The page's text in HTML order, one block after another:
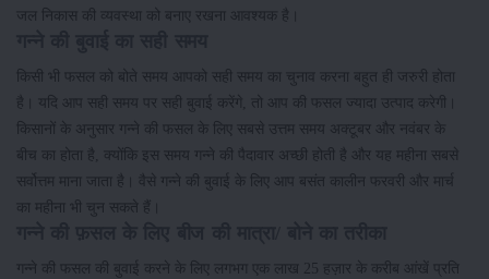
जल निकास की व्यवस्था को बनाए रखना आवश्यक है।
किसी भी फसल को बोते समय आपको सही समय का चुनाव करना बहुत ही जरुरी होता
है। यदि आप सही समय पर सही बुवाई करेंगे, तो आप की फसल ज्यादा उत्पाद करेगी।
किसानों के अनुसार गन्ने की फसल के लिए सबसे उत्तम समय अक्टूबर और नवंबर के
बीच का होता है, क्योंकि इस समय गन्ने की पैदावार अच्छी होती है और यह महीना सबसे
सर्वोत्तम माना जाता है। वैसे गन्ने की बुवाई के लिए आप बसंत कालीन फरवरी और मार्च
का महीना भी चुन सकते हैं।
गन्ने की फसल की बुवाई करने के लिए लगभग एक लाख 25 हज़ार के करीब आंखें प्रति